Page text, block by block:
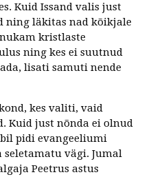
Kuid Issand valis just
ning läkitas nad kõikjale
kristlaste
ning kes ei suutnud
lisati samuti nende
kes valiti, vaid
Kuid just nõnda ei olnud
pidi evangeeliumi
vägi. Jumal
Peetrus astus